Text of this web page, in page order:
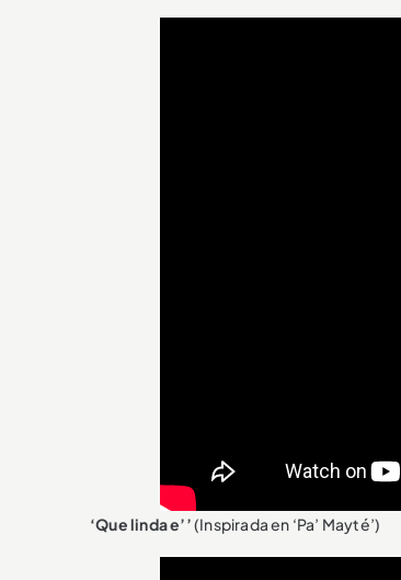
‘Que linda e’’(Inspirada en ‘Pa’ Mayté’)